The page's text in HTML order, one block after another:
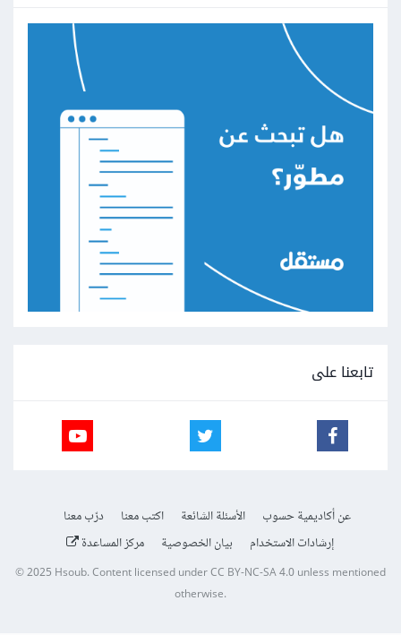
تابعنا على
عن أكاديمية حسوب الأسئلة الشائعة اكتب معنا
درّب معنا
إرشادات الاستخدام
بيان الخصوصية مركز المساعدة
© 2025Hsoub.Content licensed underCC BY-NC-SA 4.0unless mentioned
otherwise.